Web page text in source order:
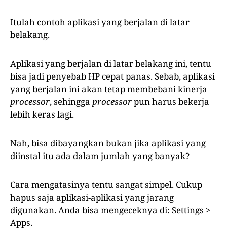
Itulah contoh aplikasi yang berjalan di latar
belakang.
Aplikasi yang berjalan di latar belakang ini, tentu
bisa jadi penyebab HP cepat panas. Sebab, aplikasi
yang berjalan ini akan tetap membebani kinerja
processor, sehingga processorpun harus bekerja
lebih keras lagi.
Nah, bisa dibayangkan bukan jika aplikasi yang
diinstal itu ada dalam jumlah yang banyak?
Cara mengatasinya tentu sangat simpel. Cukup
hapus saja aplikasi-aplikasi yang jarang
digunakan. Anda bisa mengeceknya di: Settings >
Apps.